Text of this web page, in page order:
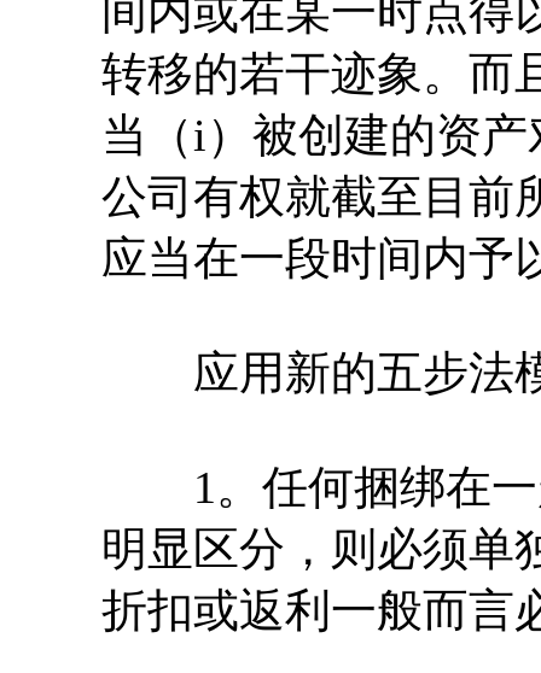
间内或在某一时点得
转移的若干迹象。而
当（i）被创建的资
公司有权就截至目前
应当在一段时间内予
应用新的五步法模
1。任何捆绑在一
明显区分，则必须单
折扣或返利一般而言